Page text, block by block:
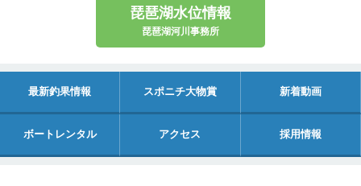
琵琶湖水位情報
琵琶湖河川事務所
最新釣果情報 スポニチ大物賞 新着動画
ボートレンタル アクセス 採用情報